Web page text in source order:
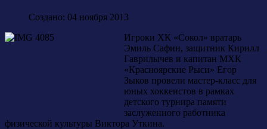
Создано: 04 ноября 2013
Игроки ХК «Сокол» вратарь
Эмиль Сафин, защитник Кирилл
Гаврилычев и капитан МХК
«Красноярские Рыси» Егор
Зыков провели мастер-класс для
юных хоккеистов в рамках
детского турнира памяти
заслуженного работника
физической культуры Виктора Уткина.